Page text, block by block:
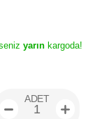
yarın kargoda!
ADET